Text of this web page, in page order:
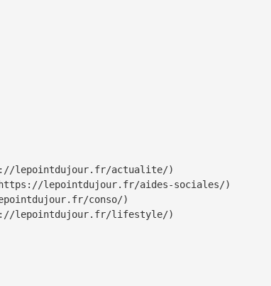
lepointdujour.fr/actualite/)
lepointdujour.fr/aides-sociales/)
conso/)
lepointdujour.fr/lifestyle/)